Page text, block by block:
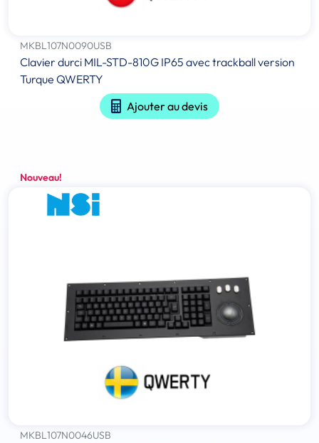
MKBL107N0090USB
Clavier durci MIL-STD-810G IP65 avec trackball version
Turque QWERTY
Ajouter au devis
Nouveau!
MKBL107N0046USB